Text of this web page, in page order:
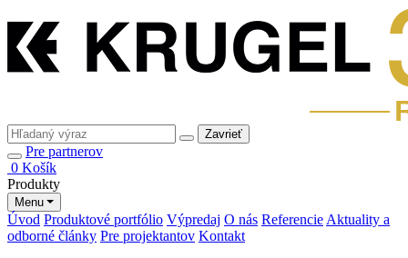
Zavrieť
Pre partnerov
0 Košík
Produkty
Menu
Úvod Produktové portfólio Výpredaj O nás Referencie Aktuality a
odborné články Pre projektantov Kontakt